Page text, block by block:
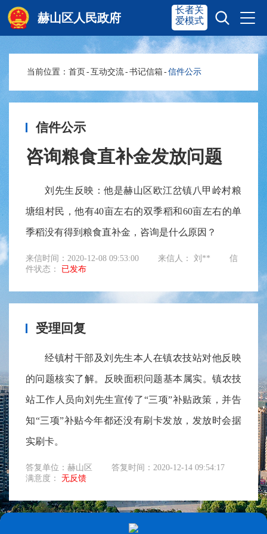
赫山区人民政府
赫山首页 奋进赫山
政务要闻
信息公开 政务服务
互动交流
长者关
爱模式
当前位置： 首页 -互动交流-书记信箱-信件公示
信件公示
咨询粮食直补金发放问题
刘先生反映：他是赫山区欧江岔镇八甲岭村粮
塘组村民，他有40亩左右的双季稻和60亩左右的单
季稻没有得到粮食直补金，咨询是什么原因？
来信时间：2020-12-08 09:53:00 来信人： 刘**
信
件状态： 已发布
受理回复
经镇村干部及刘先生本人在镇农技站对他反映
的问题核实了解。反映面积问题基本属实。镇农技
站工作人员向刘先生宣传了“三项”补贴政策，并告
知“三项”补贴今年都还没有刷卡发放，发放时会据
实刷卡。
答复单位：赫山区
答复时间：2020-12-14 09:54:17
满意度： 无反馈